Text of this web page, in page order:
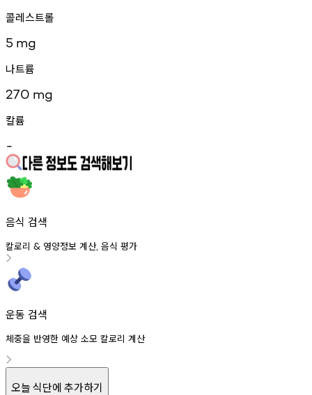
콜레스트롤
5 mg
나트륨
270 mg
칼륨
-
음식 검색
칼로리 & 영양정보 계산, 음식 평가
운동 검색
체중을 반영한 예상 소모 칼로리 계산
오늘 식단에 추가하기